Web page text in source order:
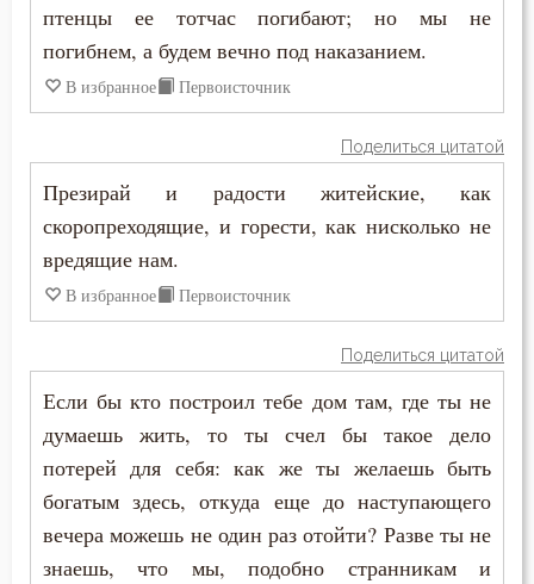
Исповедь
Исправление
Клятва
Кощунство
Крест
Крестное знамение
Крещение Господне
Симеон Новый Богослов
Симеон Солунский
Тихон Задонский
Феогност
Феолипт Филадельфийский
Феофан Затворник
Феофил Антиохийский
птенцы ее тотчас погибают; но мы не
погибнем, а будем вечно под наказанием.
В избранное Первоисточник
Поделиться цитатой
Презирай и радости житейские, как
скоропреходящие, и горести, как нисколько не
вредящие нам.
В избранное Первоисточник
Поделиться цитатой
Если бы кто построил тебе дом там, где ты не
думаешь жить, то ты счел бы такое дело
потерей для себя: как же ты желаешь быть
богатым здесь, откуда еще до наступающего
вечера можешь не один раз отойти? Разве ты не
знаешь, что мы, подобно странникам и